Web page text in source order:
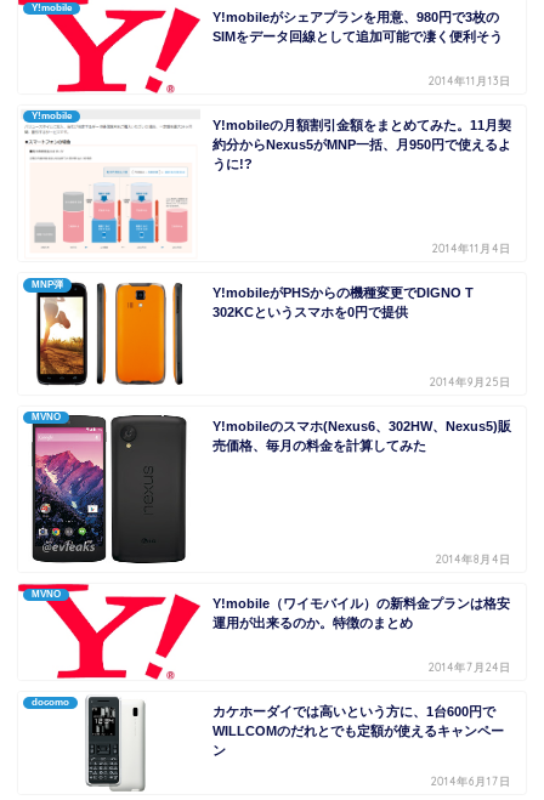
Y!mobile
Y!mobileがシェアプランを用意、980円で3枚の
SIMをデータ回線として追加可能で凄く便利そう
2014年11月13日
Y!mobile
Y!mobileの月額割引金額をまとめてみた。11月契
約分からNexus5がMNP一括、月950円で使えるよ
うに!?
2014年11月4日
MNP弾
Y!mobileがPHSからの機種変更でDIGNO T
302KCというスマホを0円で提供
2014年9月25日
MVNO
Y!mobileのスマホ(Nexus6、302HW、Nexus5)販
売価格、毎月の料金を計算してみた
2014年8月4日
MVNO
Y!mobile（ワイモバイル）の新料金プランは格安
運用が出来るのか。特徴のまとめ
2014年7月24日
docomo
カケホーダイでは高いという方に、1台600円で
WILLCOMのだれとでも定額が使えるキャンペー
ン
2014年6月17日